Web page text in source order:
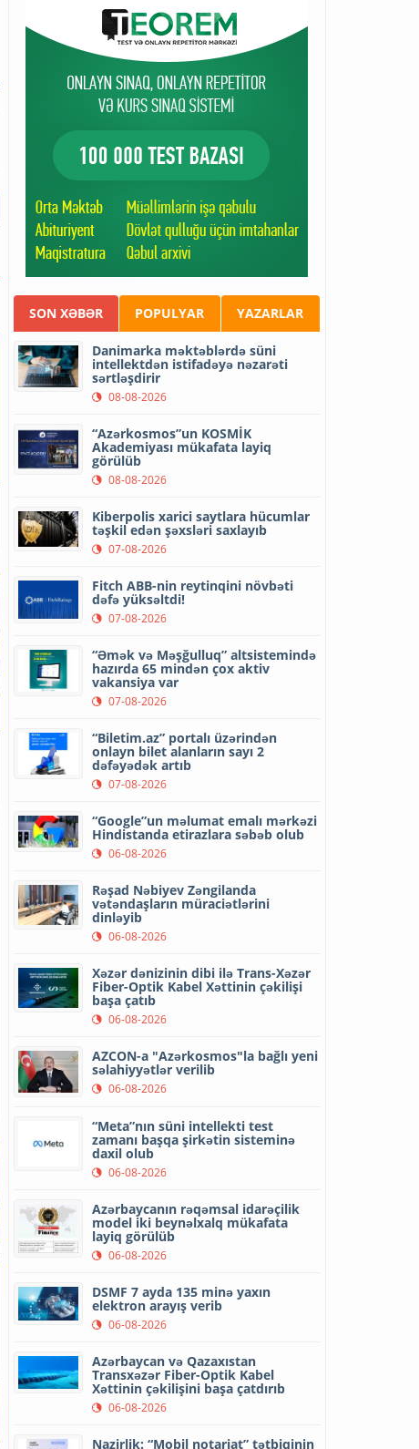
SON XƏBƏR POPULYAR YAZARLAR
Danimarka məktəblərdə süni
intellektdən istifadəyə nəzarəti
sərtləşdirir
08-08-2026
“Azərkosmos”un KOSMİK
Akademiyası mükafata layiq
görülüb
08-08-2026
Kiberpolis xarici saytlara hücumlar
təşkil edən şəxsləri saxlayıb
07-08-2026
Fitch ABB-nin reytinqini növbəti
dəfə yüksəltdi!
07-08-2026
“Əmək və Məşğulluq” altsistemində
hazırda 65 mindən çox aktiv
vakansiya var
07-08-2026
“Biletim.az” portalı üzərindən
onlayn bilet alanların sayı 2
dəfəyədək artıb
07-08-2026
“Google”un məlumat emalı mərkəzi
Hindistanda etirazlara səbəb olub
06-08-2026
Rəşad Nəbiyev Zəngilanda
vətəndaşların müraciətlərini
dinləyib
06-08-2026
Xəzər dənizinin dibi ilə Trans-Xəzər
Fiber-Optik Kabel Xəttinin çəkilişi
başa çatıb
06-08-2026
AZCON-a "Azərkosmos"la bağlı yeni
səlahiyyətlər verilib
06-08-2026
“Meta”nın süni intellekti test
zamanı başqa şirkətin sisteminə
daxil olub
06-08-2026
Azərbaycanın rəqəmsal idarəçilik
model iki beynəlxalq mükafata
layiq görülüb
06-08-2026
DSMF 7 ayda 135 minə yaxın
elektron arayış verib
06-08-2026
Azərbaycan və Qazaxıstan
Transxəzər Fiber-Optik Kabel
Xəttinin çəkilişini başa çatdırıb
06-08-2026
Nazirlik: “Mobil notariat” tətbiqinin